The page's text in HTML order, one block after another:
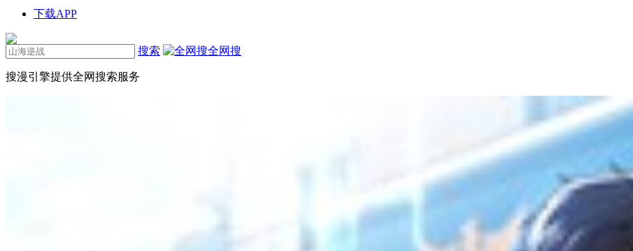
下载APP
搜索 全网搜
搜漫引擎提供全网搜索服务